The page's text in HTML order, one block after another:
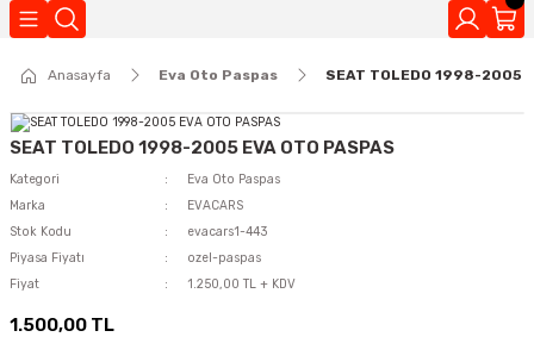
Anasayfa Eva Oto Paspas SEAT TOLEDO 1998-2005
SEAT TOLEDO 1998-2005 EVA OTO PASPAS
Kategori
Eva Oto Paspas
Marka
EVACARS
Stok Kodu
evacars1-443
Piyasa Fiyatı
ozel-paspas
Fiyat
1.250,00 TL + KDV
1.500,00 TL